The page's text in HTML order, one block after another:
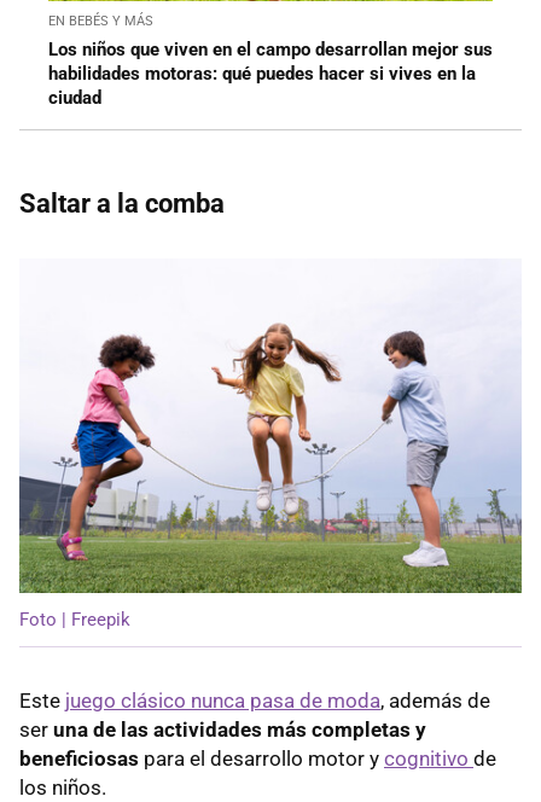
EN BEBÉS Y MÁS
Los niños que viven en el campo desarrollan mejor sus
habilidades motoras: qué puedes hacer si vives en la
ciudad
Saltar a la comba
Foto | Freepik
Este juego clásico nunca pasa de moda, además de
ser una de las actividades más completas y
beneficiosas para el desarrollo motor y cognitivo de
los niños.